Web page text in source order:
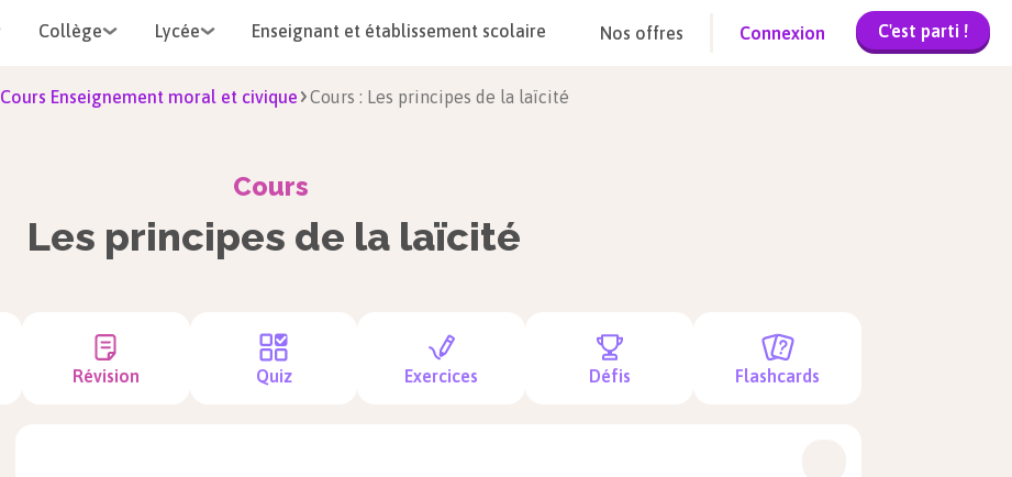
Collège Lycée Enseignant et établissement scolaire Nos offres Connexion C'est parti !
Cours Enseignement moral et civique Cours : Les principes de la laïcité
Cours
Les principes de la laïcité
Révision Quiz Exercices Défis Flashcards